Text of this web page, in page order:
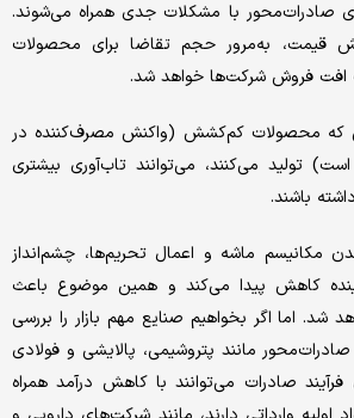
صادرات‌محور با مشکلات جدی همراه می‌شوند.
قیمت، به‌مرور حجم تقاضا برای محصولات
افت فروش شرکت‌‌ها خواهد شد.
که محصولات کم‌کشش (واکنش مصرف‌کننده در
تولید می‌کنند، می‌توانند تاب‌آوری بیشتری
باشند.
مکانیسم ماشه و اعمال تحریم‌ها، چشم‌انداز
کاهش پیدا می‌کند و همین موضوع باعث
شد. اما اگر بخواهیم صنایع مهم بازار را بررسی
مانند پتروشیمی، پالایشی و فولادی
صادرات می‌توانند با کاهش درآمد همراه